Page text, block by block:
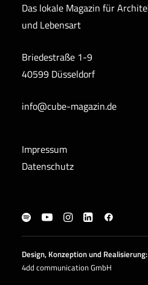
Das lokale Magazin für
und Lebensart
Briedestraße 1-9
40599 Düsseldorf
info@cube-magazin.de
Impressum
Datenschutz
Design, Konzeption und Realisierung:
4dd communication GmbH